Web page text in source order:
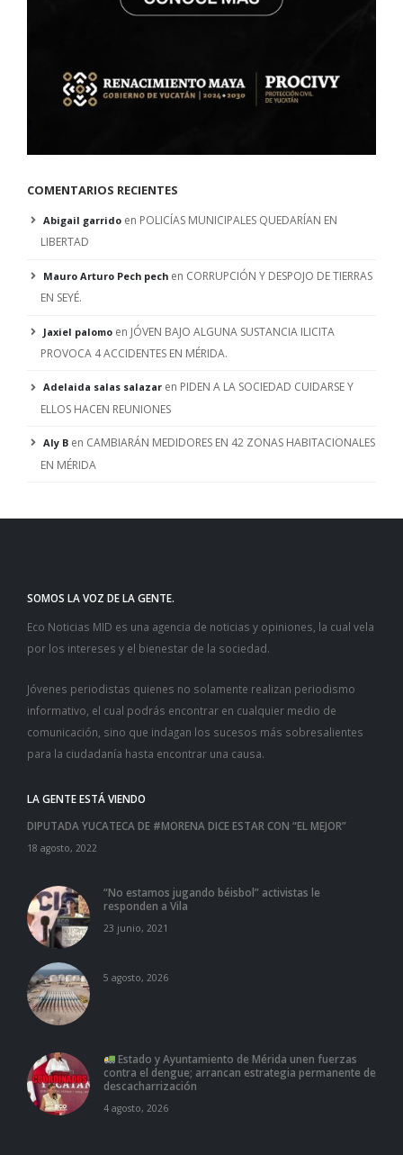
COMENTARIOS RECIENTES
Abigail garrido en POLICÍAS MUNICIPALES QUEDARÍAN EN
LIBERTAD
Mauro Arturo Pech pech en CORRUPCIÓN Y DESPOJO DE TIERRAS
EN SEYÉ.
Jaxiel palomo en JÓVEN BAJO ALGUNA SUSTANCIA ILICITA
PROVOCA 4 ACCIDENTES EN MÉRIDA.
Adelaida salas salazar en PIDEN A LA SOCIEDAD CUIDARSE Y
ELLOS HACEN REUNIONES
Aly B en CAMBIARÁN MEDIDORES EN 42 ZONAS HABITACIONALES
EN MÉRIDA
SOMOS LA VOZ DE LA GENTE.
Eco Noticias MID es una agencia de noticias y opiniones, la cual vela
por los intereses y el bienestar de la sociedad.
Jóvenes periodistas quienes no solamente realizan periodismo
informativo, el cual podrás encontrar en cualquier medio de
comunicación, sino que indagan los sucesos más sobresalientes
para la ciudadanía hasta encontrar una causa.
LA GENTE ESTÁ VIENDO
DIPUTADA YUCATECA DE #MORENA DICE ESTAR CON “EL MEJOR”
18 agosto, 2022
“No estamos jugando béisbol” activistas le
responden a Vila
23 junio, 2021
5 agosto, 2026
Estado y Ayuntamiento de Mérida unen fuerzas
contra el dengue; arrancan estrategia permanente de
descacharrización
4 agosto, 2026